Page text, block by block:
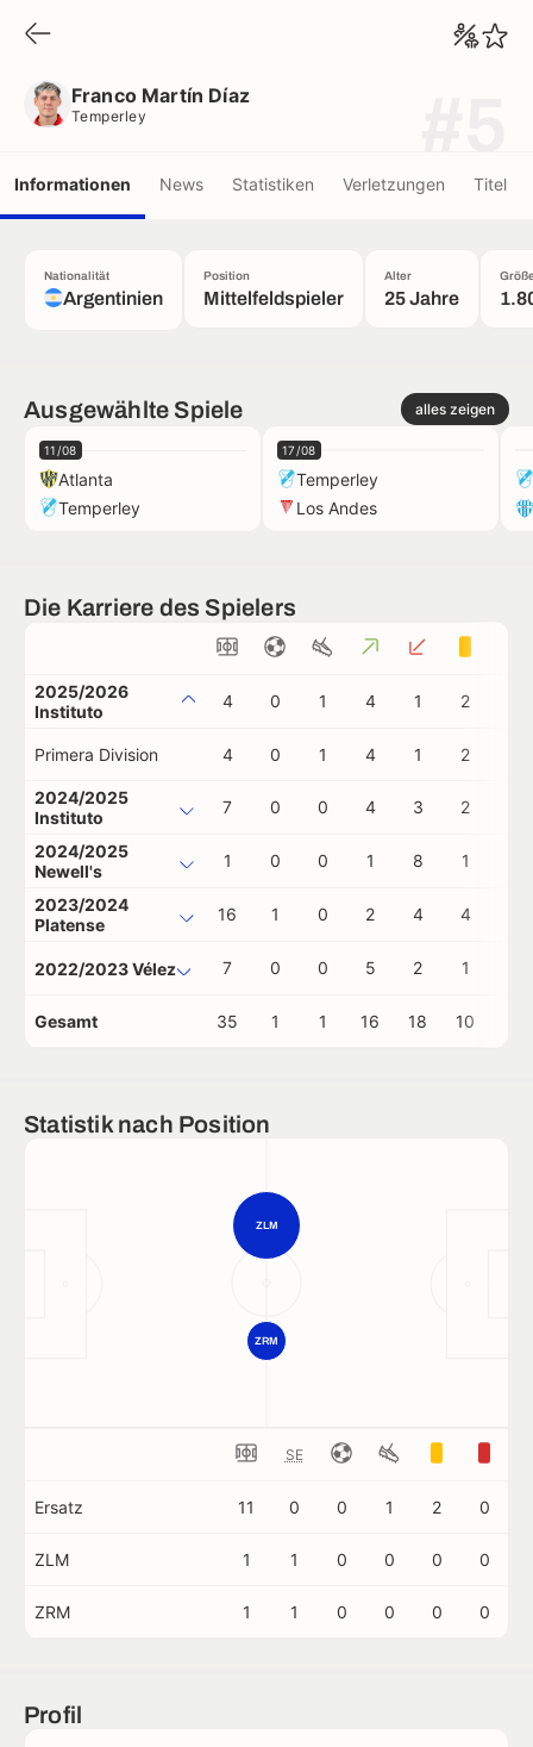
Franco Martín Díaz
Temperley
Informationen News Statistiken Verletzungen Titel
Nationalität
Argentinien
Position
Mittelfeldspieler
Alter
25 Jahre
Ausgewählte Spiele alles zeigen
11/08
Atlanta
Temperley
17/08
Temperley
Los Andes
Die Karriere des Spielers
2025/2026
Instituto
4 0 1 4 1 2
Primera Division 4 0 1 4 1 2
2024/2025
Instituto
7 0 0 4 3 2
2024/2025
Newell's
1 0 0 1 8 1
2023/2024
Platense
16 1 0 2 4 4
2022/2023 Vélez 7 0 0 5 2 1
Gesamt 35 1 1 16 18 10
Statistik nach Position
ZLM
ZRM
SE
Ersatz 11 0 0 1 2 0
ZLM 1 1 0 0 0 0
ZRM 1 1 0 0 0 0
Profil